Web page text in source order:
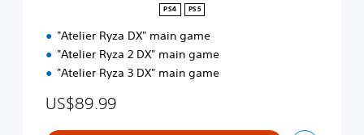
PS4 PS5
"Atelier Ryza DX" main game
"Atelier Ryza 2 DX" main game
"Atelier Ryza 3 DX" main game
US$89.99